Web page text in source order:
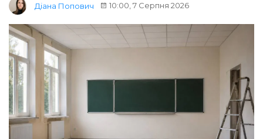
Діана Попович 10:00, 7 Серпня 2026